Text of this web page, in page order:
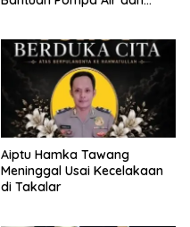
Aiptu Hamka Tawang
Meninggal Usai Kecelakaan
di Takalar